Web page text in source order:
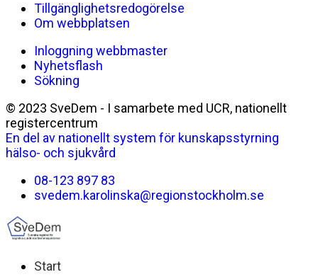
Tillgänglighetsredogörelse
Om webbplatsen
Inloggning webbmaster
Nyhetsflash
Sökning
© 2023 SveDem - I samarbete med UCR, nationellt
registercentrum
En del av nationellt system för kunskapsstyrning
hälso- och sjukvård
08-123 897 83
svedem.karolinska@regionstockholm.se
Start